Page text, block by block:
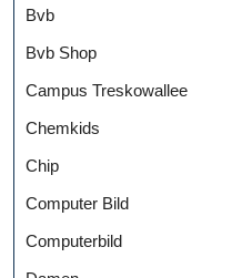
Bvb
Bvb Shop
Campus Treskowallee
Chemkids
Chip
Computer Bild
Computerbild